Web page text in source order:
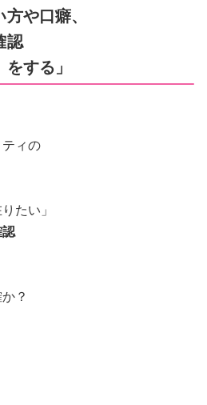
や口癖、
認
する」
ティの
たい」
認
？